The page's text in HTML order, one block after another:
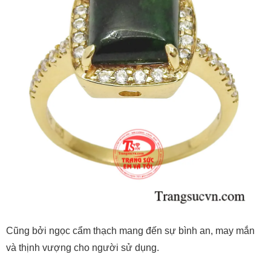
Cũng bởi ngọc cẩm thạch mang đến sự bình an, may mắn
và thịnh vượng cho người sử dụng.